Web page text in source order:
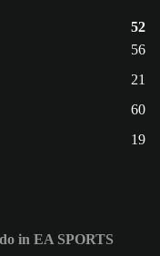
52
56
21
60
19
in EA SPORTS